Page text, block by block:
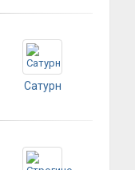
Сатурн